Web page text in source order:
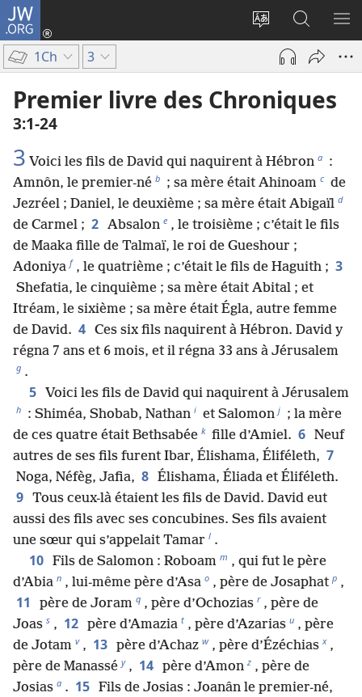
JW.ORG
Changer
langue
site
Se
connecter
nouvelle
fenêtre)
sur
JW.ORG
1Ch 3
Premier livre des Chroniques
3​:​1-24
3 Voici les fils de David qui naquirent à Hébron a :
Amnôn, le premier-né b ; sa mère était Ahinoam c de
Jezréel ; Daniel, le deuxième ; sa mère était Abigaïl d
de Carmel ; 2 Absalon e , le troisième ; c’était le fils
de Maaka fille de Talmaï, le roi de Gueshour ;
Adoniya f , le quatrième ; c’était le fils de Haguith ; 3
Shefatia, le cinquième ; sa mère était Abital ; et
Itréam, le sixième ; sa mère était Égla, autre femme
de David. 4 Ces six fils naquirent à Hébron. David y
régna 7 ans et 6 mois, et il régna 33 ans à Jérusalem
g .
5 Voici les fils de David qui naquirent à Jérusalem
h : Shiméa, Shobab, Nathan i et Salomon j ; la mère
de ces quatre était Bethsabée k fille d’Amiel. 6 Neuf
autres de ses fils furent Ibar, Élishama, Éliféleth, 7
Noga, Néfèg, Jafia, 8 Élishama, Éliada et Éliféleth.
9 Tous ceux-là étaient les fils de David. David eut
aussi des fils avec ses concubines. Ses fils avaient
une sœur qui s’appelait Tamar l .
10 Fils de Salomon : Roboam m , qui fut le père
d’Abia n , lui-même père d’Asa o , père de Josaphat p ,
11 père de Joram q , père d’Ochozias r , père de
Joas s , 12 père d’Amazia t , père d’Azarias u , père
de Jotam v , 13 père d’Achaz w , père d’Ézéchias x ,
père de Manassé y , 14 père d’Amon z , père de
Josias a . 15 Fils de Josias : Joanân le premier-né,